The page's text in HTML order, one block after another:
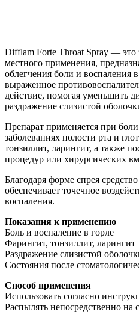
Difflam Forte Throat Spray — это
местного применения,
облегчения боли и воспаления
выраженное
действие, помогая уменьшить
раздражение слизистой
Препарат применяется при
заболеваниях полости рта и
тонзиллит, ларингит, а также
процедур или хирургических
Благодаря форме спрея
обеспечивает точечное
воспаления.
Показания к применению
Боль и воспаление в горле
Фарингит, тонзиллит, ларингит
Раздражение слизистой
Состояния после
Способ применения
Использовать согласно
Распылять непосредственно на